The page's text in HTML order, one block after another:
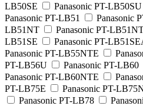
LB50SE
Panasonic PT-LB50SU
Panasonic PT-LB51
Panasonic
LB51NT
Panasonic PT-
LB51SE
Panasonic PT-
Panasonic PT-LB55NTE
PT-LB56U
Panasonic PT-LB60
Panasonic PT-LB60NTE
PT-LB75E
Panasonic PT-
Panasonic PT-LB78